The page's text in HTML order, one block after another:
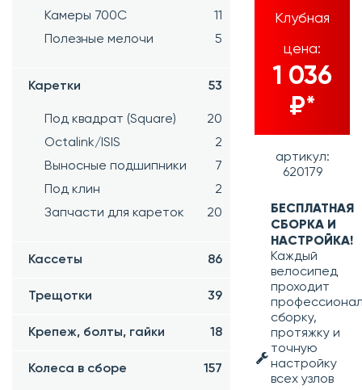
Камеры 700C
11
Полезные мелочи
5
Каретки 53
Под квадрат (Square)
20
Octalink/ISIS
2
Выносные подшипники
7
Под клин
2
Запчасти для кареток
20
Кассеты 86
Трещотки 39
Крепеж, болты, гайки 18
Колеса в сборе 157
Клубная
цена:
1 036
₽*
артикул:
620179
БЕСПЛАТНАЯ
СБОРКА И
НАСТРОЙКА!
Каждый
велосипед
проходит
сборку,
протяжку и
точную
настройку
всех узлов